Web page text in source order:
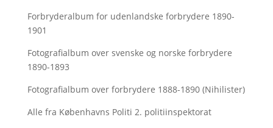
Forbryderalbum for udenlandske forbrydere 1890-
1901
Fotografialbum over svenske og norske forbrydere
1890-1893
Fotografialbum over forbrydere 1888-1890 (Nihilister)
Alle fra Københavns Politi 2. politiinspektorat